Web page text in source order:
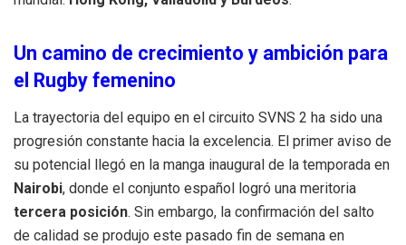
Un camino de crecimiento y ambición para
el Rugby femenino
La trayectoria del equipo en el circuito SVNS 2 ha sido una
progresión constante hacia la excelencia. El primer aviso de
su potencial llegó en la manga inaugural de la temporada en
Nairobi, donde el conjunto español logró una meritoria
tercera posición. Sin embargo, la confirmación del salto
de calidad se produjo este pasado fin de semana en